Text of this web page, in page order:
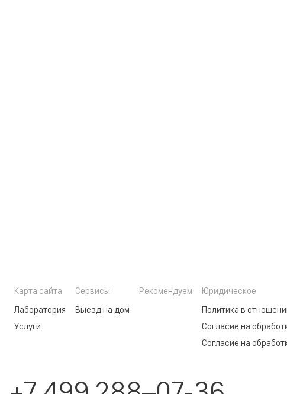
Карта сайта
Лаборатория
Услуги
Сервисы
Выезд на дом
Рекомендуем
Юридическое
Политика в
Согласие на
Согласие на